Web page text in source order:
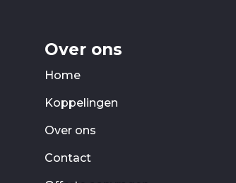
Over ons
Home
Koppelingen
Over ons
Contact